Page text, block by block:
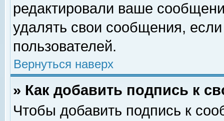
редактировали ваше
удалять свои сообщения,
пользователей.
Вернуться наверх
» Как добавить подпись к
Чтобы добавить подпись к